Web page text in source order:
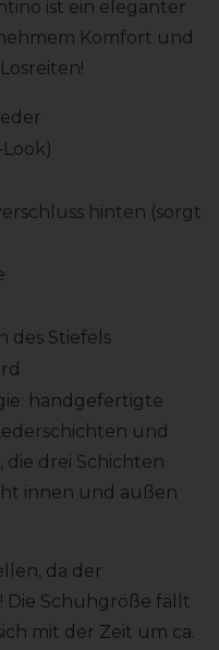
ist ein eleganter
Komfort und
hinten (sorgt
des Stiefels
handgefertigte
und
die drei Schichten
innen und außen
da der
Die Schuhgröße fällt
mit der Zeit um ca.